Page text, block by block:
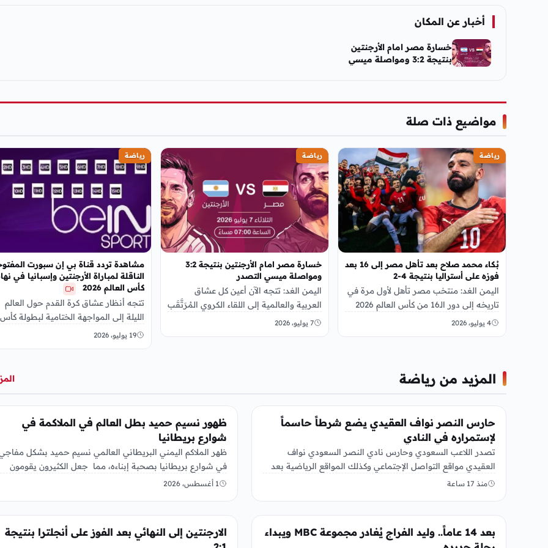
أخبار عن المكان
خسارة مصر امام الأرجنتين
بنتيجة 3:2 ومواصلة ميسي
مواضيع ذات صلة
رياضة
بُكاء محمد صلاح بعد تأهل مصر إلى 16 بعد
فوزه على أستراليا بنتيجة 4-2
اليمن الغد: منتخب مصر تأهل لأول مرة في
تاريخه إلى دور الـ16 من كأس العالم 2026
بعد الفوز على أستراليا…
4 يوليو، 2026
رياضة
خسارة مصر امام الأرجنتين بنتيجة 3:2
ومواصلة ميسي التصدر
اليمن الغد: تتجه الآن أعين كل عشاق
العربية والعالمية إلى اللقاء الكروي المُرَتَّقَب
هذه الليلة، عندما يتقابل منتخب مصر مع…
7 يوليو، 2026
رياضة
مشاهدة تردد قناة بي إن سبورت
الناقلة لمباراة الأرجنتين وإسبانيا في
كأس العالم 2026
تتجه أنظار عشاق كرة القدم حول العالم
الليلة إلى المواجهة الختامية لبطولة كأس
19 يوليو، 2026
المزيد من رياضة
حارس النصر نواف العقيدي يضع شرطاً حاسماً
لإستمراره في النادي
تصدر اللاعب السعودي وحارس نادي النصر السعودي نواف
العقيدي مواقع التواصل الإجتماعي وكذلك المواقع الرياضية بعد
أن وضع شرطاً حاسماً…
منذ 17 ساعة
ظهور نسيم حميد بطل العالم في الملاكمة في
شوارع بريطانيا
ظهر الملاكم اليمني البريطاني العالمي نسيم حميد بشكل
في شوارع بريطانيا بصحبة إبناءه، مما جعل الكثيرون يقومون
بالتحية والسلام…
1 أغسطس، 2026
بعد 14 عاماً.. وليد الفراج يُغادر مجموعة MBC ويبداء
الارجنتين إلى النهائي بعد الفوز على أنجلترا بنتيجة